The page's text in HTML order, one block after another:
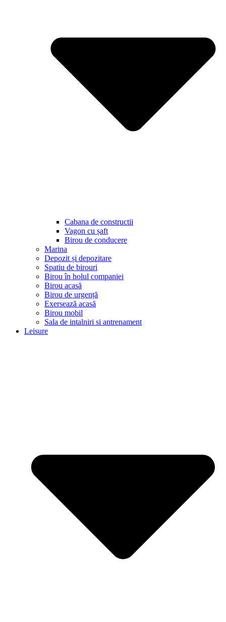
Cabana de constructii
Vagon cu șaft
Birou de conducere
Marina
Depozit și depozitare
Spatiu de birouri
Birou în holul companiei
Birou acasă
Birou de urgență
Exersează acasă
Birou mobil
Sala de intalniri si antrenament
Leisure